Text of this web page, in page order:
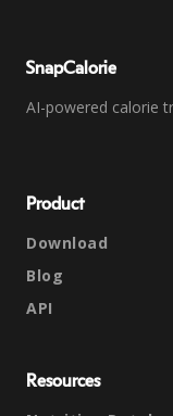
SnapCalorie
AI-powered calorie
Product
Download
Blog
API
Resources